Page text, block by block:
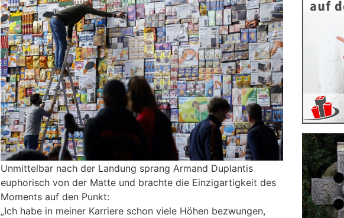
Unmittelbar nach der Landung sprang Armand Duplantis
euphorisch von der Matte und brachte die Einzigartigkeit des
Moments auf den Punkt:
„Ich habe in meiner Karriere schon viele Höhen bezwungen,